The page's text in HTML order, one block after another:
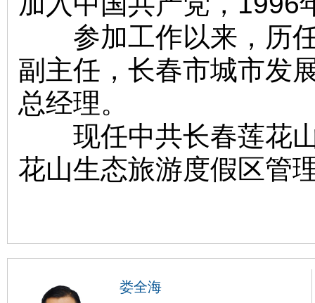
参加工作以来，历任
副主任，长春市城市发
总经理。
现任中共长春莲花山
花山生态旅游度假区管
娄全海